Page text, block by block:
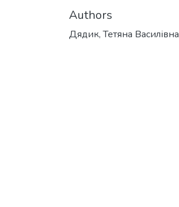
Authors
Дядик, Тетяна Василівна